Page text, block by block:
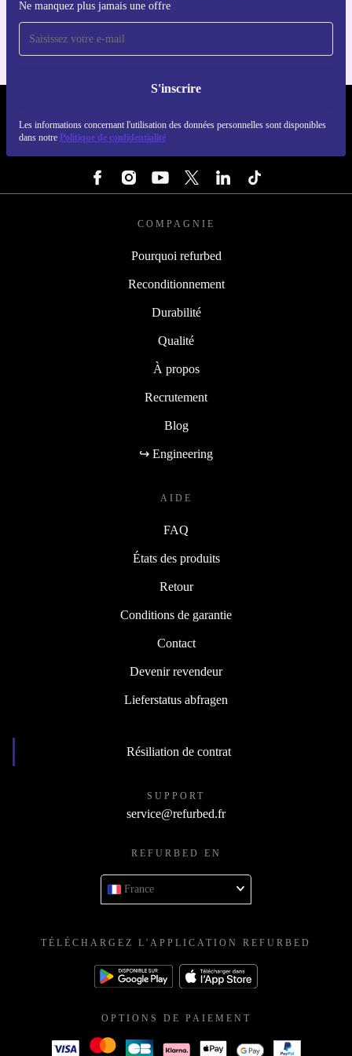
Ne manquez plus jamais une offre
S'inscrire
Les informations concernant l'utilisation des données personnelles sont disponibles
dans notre Politique de confidentialité
Pour iOS et Android
COMPAGNIE
Pourquoi refurbed
Reconditionnement
Durabilité
Qualité
À propos
Recrutement
Blog
↪ Engineering
AIDE
FAQ
États des produits
Retour
Conditions de garantie
Contact
Devenir revendeur
Lieferstatus abfragen
Résiliation de contrat
SUPPORT
service@refurbed.fr
REFURBED EN
France
TÉLÉCHARGEZ L'APPLICATION REFURBED
OPTIONS DE PAIEMENT